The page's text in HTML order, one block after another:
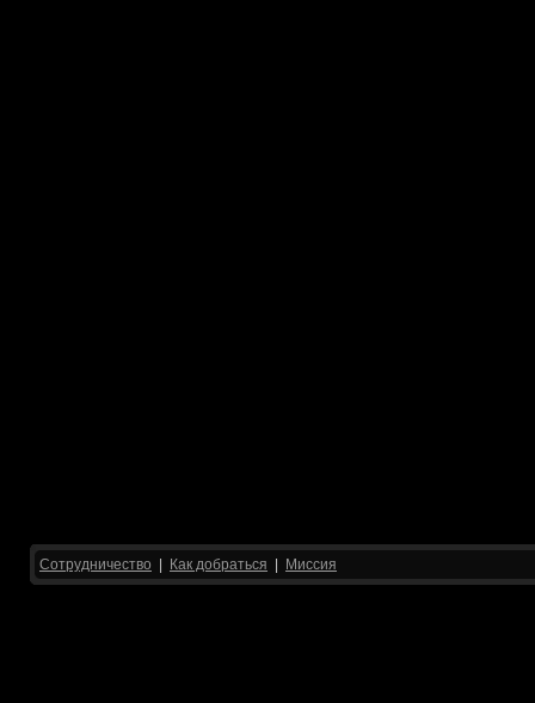
Сотрудничество Как добраться Миссия